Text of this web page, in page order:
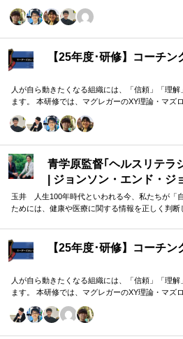
を、実例を交えて深く学びます。 単なる知識の
【25年度･研修】コーチン
人が自ら動きたくなる組織には、「信頼」「理
ます。 本研修では、マグレガーのXY理論・マズ
を、実例を交えて深く学びます。 単なる知識の
青学原監督｢ヘルスリテラ
| ジョンソン・エンド・
ライン
玉井 人生100年時代といわれる今、私たちが「
ためには、健康や医療に関する情報を正しく判断
【25年度･研修】コーチン
人が自ら動きたくなる組織には、「信頼」「理
ます。 本研修では、マグレガーのXY理論・マズ
を、実例を交えて深く学びます。 単なる知識の